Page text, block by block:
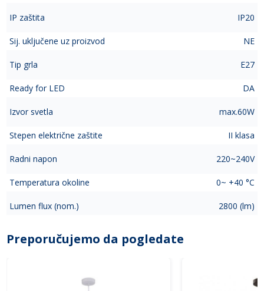
IP zaštita IP20
Sij. uključene uz proizvod NE
Tip grla E27
Ready for LED DA
Izvor svetla max.60W
Stepen električne zaštite II klasa
Radni napon 220~240V
Temperatura okoline 0~ +40 °C
Lumen flux (nom.) 2800 (lm)
Preporučujemo da pogledate